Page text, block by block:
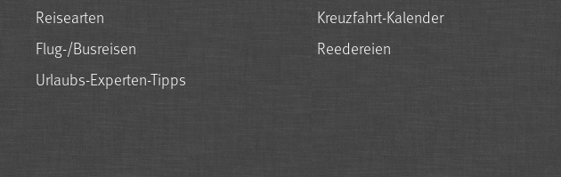
Reisearten
Flug-/Busreisen
Urlaubs-Experten-Tipps
Kreuzfahrt-Kalender
Reedereien